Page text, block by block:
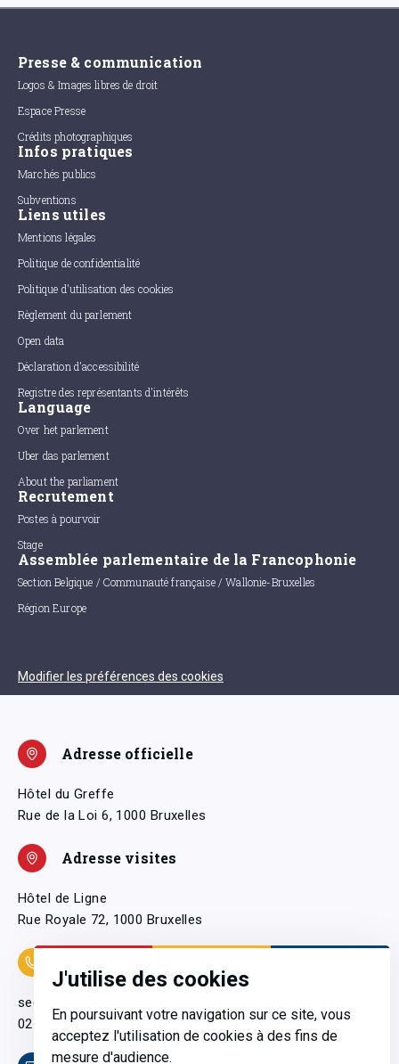
J'utilise des cookies
En poursuivant votre navigation sur ce site, vous
acceptez l'utilisation de cookies à des fins de
mesure d'audience.
Presse & communication
Logos & Images libres de droit
Espace Presse
Crédits photographiques
Infos pratiques
Marchés publics
Subventions
Liens utiles
Mentions légales
Politique de confidentialité
Politique d'utilisation des cookies
Règlement du parlement
Open data
Déclaration d'accessibilité
Registre des représentants d'intérêts
Language
Over het parlement
Uber das parlement
About the parliament
Recrutement
Postes à pourvoir
Stage
Assemblée parlementaire de la Francophonie
Section Belgique / Communauté française / Wallonie-Bruxelles
Région Europe
Modifier les préférences des cookies
Adresse officielle
Hôtel du Greffe
Rue de la Loi 6, 1000 Bruxelles
Adresse visites
Hôtel de Ligne
Rue Royale 72, 1000 Bruxelles
secretariatgeneral@pfwb.be
02 506 38 11